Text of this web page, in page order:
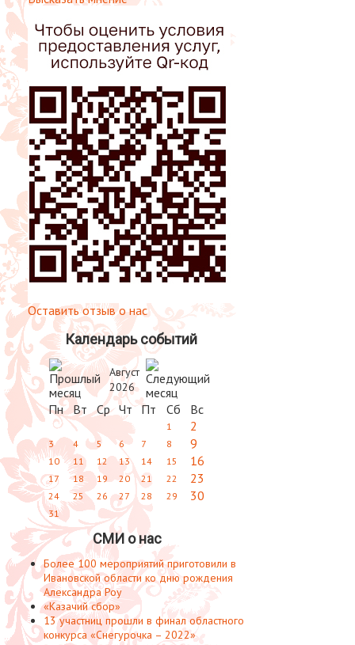
Оставить отзыв о нас
Календарь событий
Август
2026
Пн Вт Ср Чт Пт Сб Вс
1 2
3 4 5 6 7 8 9
10 11 12 13 14 15 16
17 18 19 20 21 22 23
24 25 26 27 28 29 30
31
СМИ о нас
Более 100 мероприятий приготовили в
Ивановской области ко дню рождения
Александра Роу
«Казачий сбор»
13 участниц прошли в финал областного
конкурса «Снегурочка – 2022»